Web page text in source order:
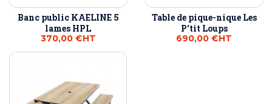
Banc public KAELINE 5
lames HPL
370,00 €HT
Table de pique-nique Les
P'tit Loups
690,00 €HT